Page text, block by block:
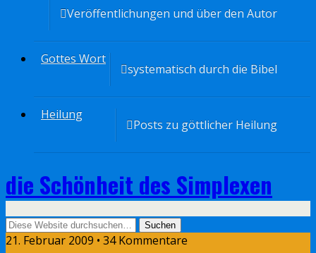
Veröffentlichungen und über den Autor
Gottes Wort
systematisch durch die Bibel
Heilung
Posts zu göttlicher Heilung
die Schönheit des Simplexen
21. Februar 2009 • 34 Kommentare